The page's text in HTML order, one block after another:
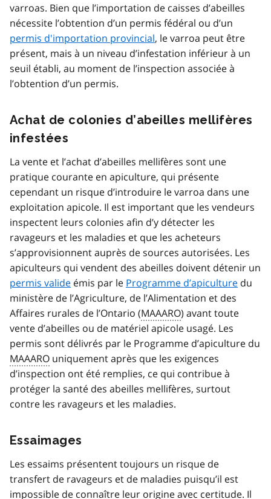
varroas. Bien que l’importation de caisses d’abeilles
nécessite l’obtention d’un permis fédéral ou d’un
permis d'importation provincial, le varroa peut être
présent, mais à un niveau d’infestation inférieur à un
seuil établi, au moment de l’inspection associée à
l’obtention d’un permis.
Achat de colonies d’abeilles mellifères
infestées
La vente et l’achat d’abeilles mellifères sont une
pratique courante en apiculture, qui présente
cependant un risque d’introduire le varroa dans une
exploitation apicole. Il est important que les vendeurs
inspectent leurs colonies afin d’y détecter les
ravageurs et les maladies et que les acheteurs
s’approvisionnent auprès de sources autorisées. Les
apiculteurs qui vendent des abeilles doivent détenir un
permis valide émis par le Programme d’apiculture du
ministère de l’Agriculture, de l’Alimentation et des
Affaires rurales de l’Ontario (MAAARO) avant toute
vente d’abeilles ou de matériel apicole usagé. Les
permis sont délivrés par le Programme d’apiculture du
MAAARO uniquement après que les exigences
d’inspection ont été remplies, ce qui contribue à
protéger la santé des abeilles mellifères, surtout
contre les ravageurs et les maladies.
Essaimages
Les essaims présentent toujours un risque de
transfert de ravageurs et de maladies puisqu’il est
impossible de connaître leur origine avec certitude. Il